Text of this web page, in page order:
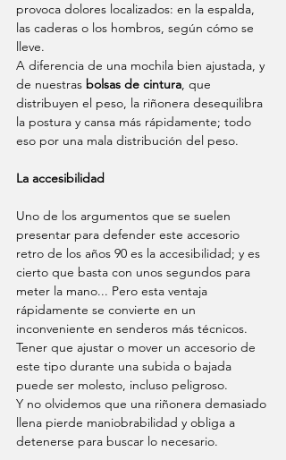
provoca dolores localizados: en la espalda,
las caderas o los hombros, según cómo se
lleve.
A diferencia de una mochila bien ajustada, y
de nuestras bolsas de cintura, que
distribuyen el peso, la riñonera desequilibra
la postura y cansa más rápidamente; todo
eso por una mala distribución del peso.
La accesibilidad
Uno de los argumentos que se suelen
presentar para defender este accesorio
retro de los años 90 es la accesibilidad; y es
cierto que basta con unos segundos para
meter la mano... Pero esta ventaja
rápidamente se convierte en un
inconveniente en senderos más técnicos.
Tener que ajustar o mover un accesorio de
este tipo durante una subida o bajada
puede ser molesto, incluso peligroso.
Y no olvidemos que una riñonera demasiado
llena pierde maniobrabilidad y obliga a
detenerse para buscar lo necesario.